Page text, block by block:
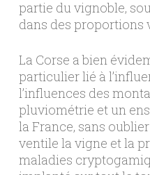
partie du vignoble,
dans des proportions
La Corse a bien
particulier lié à
l’influences des
pluviométrie et un
la France, sans
ventile la vigne et la
maladies